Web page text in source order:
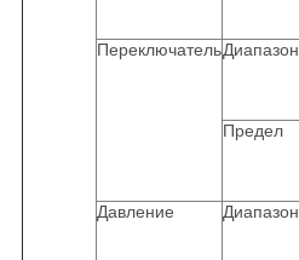
ПереключательДиапазон
Предел
Давление Диапазон